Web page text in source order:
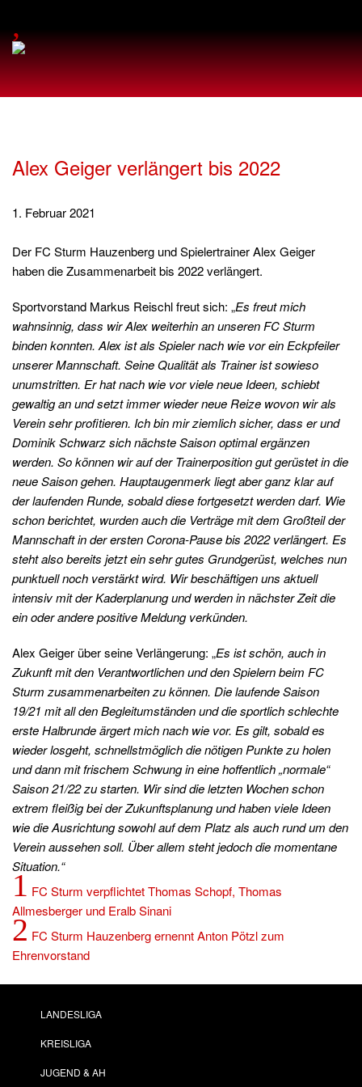
,
Alex Geiger verlängert bis 2022
1. Februar 2021
Der FC Sturm Hauzenberg und Spielertrainer Alex Geiger
haben die Zusammenarbeit bis 2022 verlängert.
Sportvorstand Markus Reischl freut sich: „Es freut mich
wahnsinnig, dass wir Alex weiterhin an unseren FC Sturm
binden konnten. Alex ist als Spieler nach wie vor ein Eckpfeiler
unserer Mannschaft. Seine Qualität als Trainer ist sowieso
unumstritten. Er hat nach wie vor viele neue Ideen, schiebt
gewaltig an und setzt immer wieder neue Reize wovon wir als
Verein sehr profitieren. Ich bin mir ziemlich sicher, dass er und
Dominik Schwarz sich nächste Saison optimal ergänzen
werden. So können wir auf der Trainerposition gut gerüstet in die
neue Saison gehen. Hauptaugenmerk liegt aber ganz klar auf
der laufenden Runde, sobald diese fortgesetzt werden darf. Wie
schon berichtet, wurden auch die Verträge mit dem Großteil der
Mannschaft in der ersten Corona-Pause bis 2022 verlängert. Es
steht also bereits jetzt ein sehr gutes Grundgerüst, welches nun
punktuell noch verstärkt wird. Wir beschäftigen uns aktuell
intensiv mit der Kaderplanung und werden in nächster Zeit die
ein oder andere positive Meldung verkünden.
Alex Geiger über seine Verlängerung: „Es ist schön, auch in
Zukunft mit den Verantwortlichen und den Spielern beim FC
Sturm zusammenarbeiten zu können. Die laufende Saison
19/21 mit all den Begleitumständen und die sportlich schlechte
erste Halbrunde ärgert mich nach wie vor. Es gilt, sobald es
wieder losgeht, schnellstmöglich die nötigen Punkte zu holen
und dann mit frischem Schwung in eine hoffentlich „normale“
Saison 21/22 zu starten. Wir sind die letzten Wochen schon
extrem fleißig bei der Zukunftsplanung und haben viele Ideen
wie die Ausrichtung sowohl auf dem Platz als auch rund um den
Verein aussehen soll. Über allem steht jedoch die momentane
Situation.“
1 FC Sturm verpflichtet Thomas Schopf, Thomas
Allmesberger und Eralb Sinani
2 FC Sturm Hauzenberg ernennt Anton Pötzl zum
Ehrenvorstand
LANDESLIGA
KREISLIGA
JUGEND & AH